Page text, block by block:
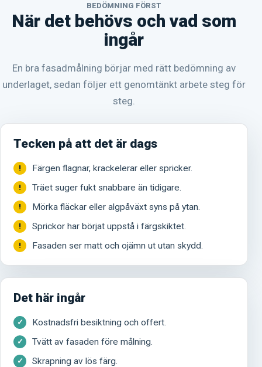
BEDÖMNING FÖRST
När det behövs och vad som
ingår
En bra fasadmålning börjar med rätt bedömning av
underlaget, sedan följer ett genomtänkt arbete steg för
steg.
Tecken på att det är dags
Färgen flagnar, krackelerar eller spricker.
Träet suger fukt snabbare än tidigare.
Mörka fläckar eller algpåväxt syns på ytan.
Sprickor har börjat uppstå i färgskiktet.
Fasaden ser matt och ojämn ut utan skydd.
Det här ingår
Kostnadsfri besiktning och offert.
Tvätt av fasaden före målning.
Skrapning av lös färg.